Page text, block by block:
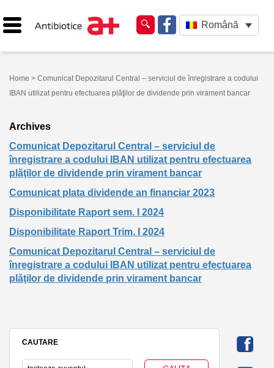
Română
Home > Comunicat Depozitarul Central – serviciul de înregistrare a codului
IBAN utilizat pentru efectuarea plăţilor de dividende prin virament bancar
Archives
Comunicat Depozitarul Central – serviciul de
înregistrare a codului IBAN utilizat pentru efectuarea
plăţilor de dividende prin virament bancar
Comunicat plata dividende an financiar 2023
Disponibilitate Raport sem. I 2024
Disponibilitate Raport Trim. I 2024
Comunicat Depozitarul Central – serviciul de
înregistrare a codului IBAN utilizat pentru efectuarea
plăţilor de dividende prin virament bancar
CAUTARE